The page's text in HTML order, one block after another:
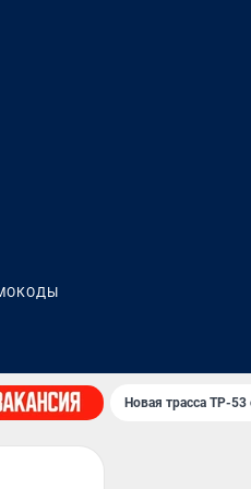
Новая трасса ТР-